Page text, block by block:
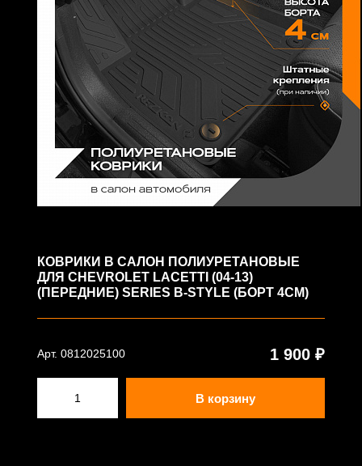
КОВРИКИ В САЛОН ПОЛИУРЕТАНОВЫЕ
ДЛЯ CHEVROLET LACETTI (04-13)
(ПЕРЕДНИЕ) SERIES B-STYLE (БОРТ 4СМ)
Арт. 0812025100 1 900 ₽
В корзину